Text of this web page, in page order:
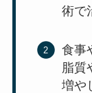
術で
食事
脂質
増や